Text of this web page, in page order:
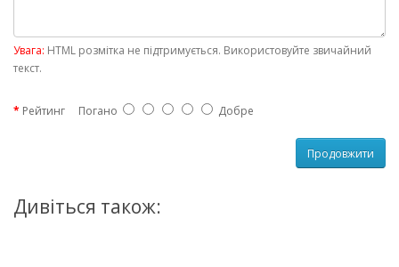
Увага: HTML розмітка не підтримується. Використовуйте звичайний
текст.
Рейтинг Погано Добре
Продовжити
Дивіться також: